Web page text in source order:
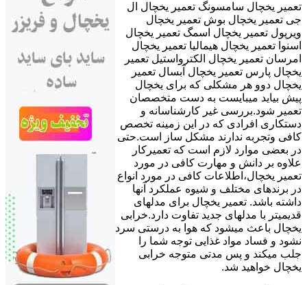
تعمیر یخچال سامسونگ تعمیر یخچال ال
جی تعمیر یخچال بوش تعمیر یخچال
ویرپول تعمیر یخچال اسمگ تعمیر یخچال
اسنوا تعمیر یخچال هیمالیا تعمیر یخچال
امرسان تعمیر یخچال الکترواستیل تعمیر
یخچال پارس تعمیر یخچال آبسال تعمیر
یخچال دوو هر مشکلی که برای یخچال
پیش بیاید میبایست به دست متخصصان
تعمیر شود.بررسی غیر کارشناسانه و
دستکاری افرادی که در این زمینه تخصص
کافی وتجربه ندارند مشکل ساز است.حتی
در بعضی موارد لازم است که تعمیرکار
علاوه بر دانش و مهارت کافی در مورد
تعمیر یخچال،اطلاعات کافی در مورد انواع
در برندهای مختلف و شیوه عملکرد آنها
داشته باشد. تعمیر یخچال برای مدلهای
قدیمیتر با مدل‍های جدید تفاوت دارد.خرابی
یخچال باعث میشود که هوا به درستی سرد
نشود و فساد مواد غذایی توجه شما را
جلب میکند و پس مدتی متوجه خرابی
یخچال خواهید شد.